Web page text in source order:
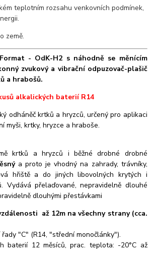
teplotním rozsahu venkovních podmínek,
země.
- OdK-H2 s náhodně se měnícím
zvukový a vibrační odpuzovač-plašič
a hrabošů.
alkalických baterií R14
odháněč krtků a hryzců, určený pro aplikaci
myši, krtky, hryzce a hraboše.
krtků a hryzců i běžné drobné drobné
a proto je vhodný na zahrady, trávníky,
hřiště a do jiných libovolných krytých i
Vydává přelaďované, nepravidelně dlouhé
dlouhými přestávkami
až 12m na všechny strany (cca.
"C" (R14, "střední monočlánky").
baterií 12 měsíců, prac. teplota: -20°C až